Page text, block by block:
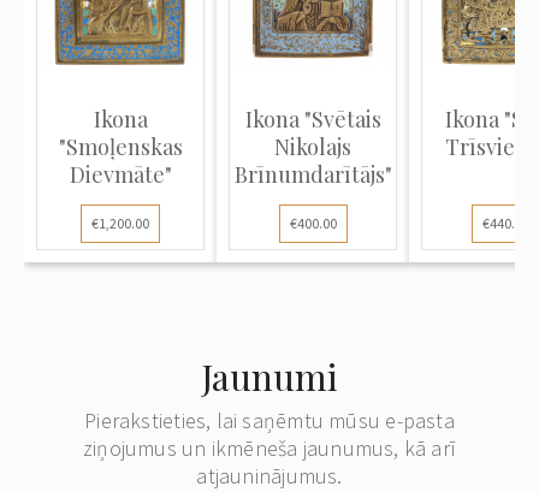
Ikona
"Smoļenskas
Dievmāte"
€1,200.00
Ikona "Svētais
Nikolajs
Brīnumdarītājs"
€400.00
Ikona
€440.00
Jaunumi
Pierakstieties, lai saņēmtu mūsu e-pasta
ziņojumus un ikmēneša jaunumus, kā arī
atjauninājumus.